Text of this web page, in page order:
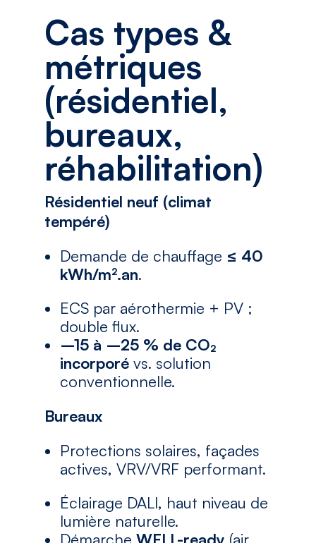
Cas types &
métriques
(résidentiel,
bureaux,
réhabilitation)
Résidentiel neuf (climat
tempéré)
Demande de chauffage ≤ 40
kWh/m².an.
ECS par aérothermie + PV ;
double flux.
–15 à –25 % de CO₂
incorporévs. solution
conventionnelle.
Bureaux
Protections solaires, façades
actives, VRV/VRF performant.
Éclairage DALI, haut niveau de
lumière naturelle.
Démarche WELL-ready (air,